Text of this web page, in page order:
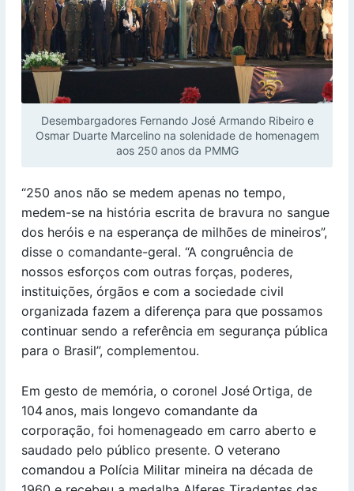
Desembargadores Fernando José Armando Ribeiro e
Osmar Duarte Marcelino na solenidade de homenagem
aos 250 anos da PMMG
“250 anos não se medem apenas no tempo,
medem-se na história escrita de bravura no sangue
dos heróis e na esperança de milhões de mineiros”,
disse o comandante-geral. “A congruência de
nossos esforços com outras forças, poderes,
instituições, órgãos e com a sociedade civil
organizada fazem a diferença para que possamos
continuar sendo a referência em segurança pública
para o Brasil”, complementou.
Em gesto de memória, o coronel José Ortiga, de
104 anos, mais longevo comandante da
corporação, foi homenageado em carro aberto e
saudado pelo público presente. O veterano
comandou a Polícia Militar mineira na década de